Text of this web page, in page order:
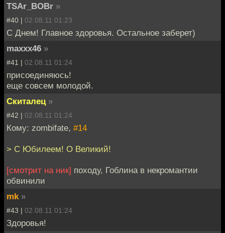
TSAr_BOBr »
#40 | 02.08.11 01:23
С Днем! Главное здоровья. Остальное заберет)
maxxx46 »
#41 | 02.08.11 01:24
присоединяюсь!
еще совсем молодой.
Скиталец »
#42 | 02.08.11 01:24
Кому: zombifate, #14
> C Юбилеем! О Великий!
[смотрит на ник] походу, Гоблина в некромантии
обвинили
mk »
#43 | 02.08.11 01:24
Здоровья!